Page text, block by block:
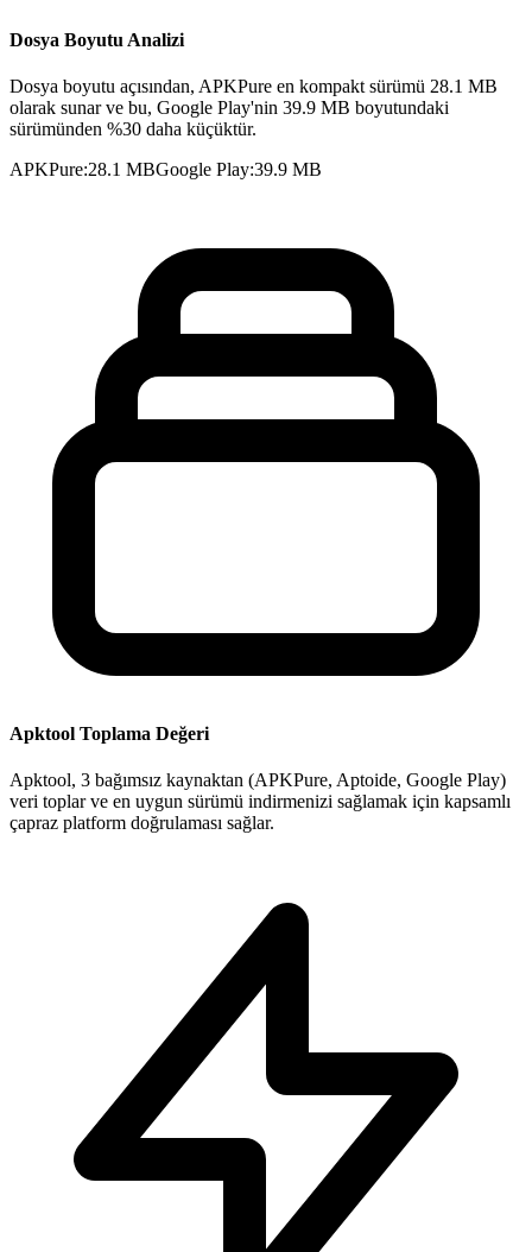
Dosya Boyutu Analizi
Dosya boyutu açısından, APKPure en kompakt sürümü 28.1 MB
olarak sunar ve bu, Google Play'nin 39.9 MB boyutundaki
sürümünden %30 daha küçüktür.
APKPure:28.1 MBGoogle Play:39.9 MB
Apktool Toplama Değeri
Apktool, 3 bağımsız kaynaktan (APKPure, Aptoide, Google Play)
veri toplar ve en uygun sürümü indirmenizi sağlamak için kapsamlı
çapraz platform doğrulaması sağlar.